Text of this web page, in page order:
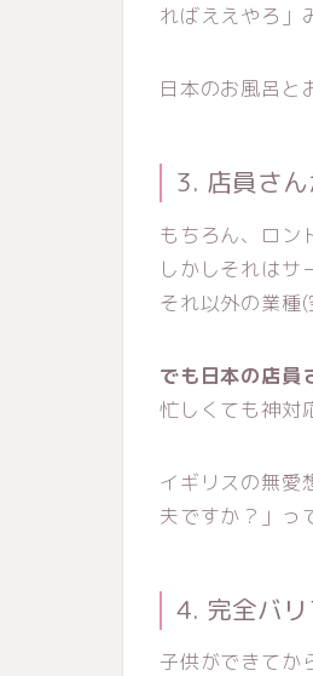
ればええやろ」
日本のお風呂と
3. 店員さ
もちろん、ロン
しかしそれは
それ以外の業種
でも日本の店
忙しくても神対
イギリスの無愛
夫ですか？」っ
4. 完全バ
子供ができてか